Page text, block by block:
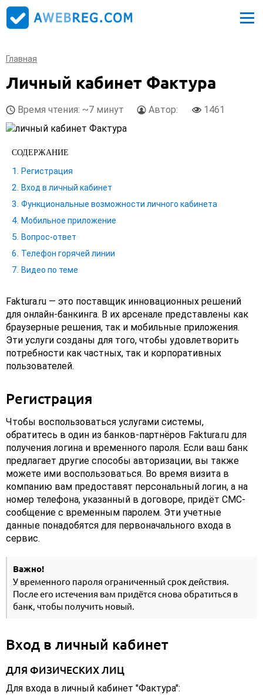
Главная
Личный кабинет Фактура
Время чтения: ~7 минут Автор: 1461
СОДЕРЖАНИЕ
Регистрация
Вход в личный кабинет
Функциональные возможности личного кабинета
Мобильное приложение
Вопрос-ответ
Телефон горячей линии
Видео по теме
Faktura.ru — это поставщик инновационных решений
для онлайн-банкинга. В их арсенале представлены как
браузерные решения, так и мобильные приложения.
Эти услуги созданы для того, чтобы удовлетворить
потребности как частных, так и корпоративных
пользователей.
Регистрация
Чтобы воспользоваться услугами системы,
обратитесь в один из банков-партнёров Faktura.ru для
получения логина и временного пароля. Если ваш банк
предлагает другие способы авторизации, вы также
можете ими воспользоваться. Во время визита в
компанию вам предоставят персональный логин, а на
номер телефона, указанный в договоре, придёт СМС-
сообщение с временным паролем. Эти учетные
данные понадобятся для первоначального входа в
сервис.
Важно!
У временного пароля ограниченный срок действия.
После его истечения вам придётся снова обратиться в
банк, чтобы получить новый.
Вход в личный кабинет
ДЛЯ ФИЗИЧЕСКИХ ЛИЦ
Для входа в личный кабинет "Фактура":